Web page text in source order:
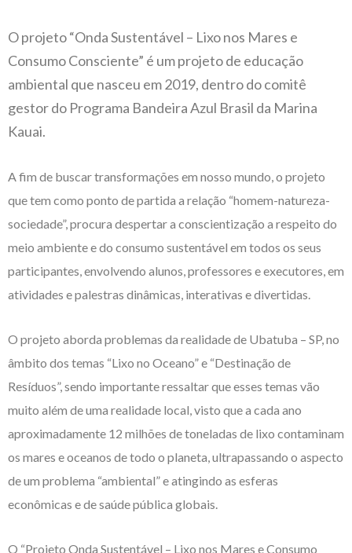
O projeto “Onda Sustentável – Lixo nos Mares e
Consumo Consciente” é um projeto de educação
ambiental que nasceu em 2019, dentro do comitê
gestor do Programa Bandeira Azul Brasil da Marina
Kauai.
A fim de buscar transformações em nosso mundo, o projeto
que tem como ponto de partida a relação “homem-natureza-
sociedade”, procura despertar a conscientização a respeito do
meio ambiente e do consumo sustentável em todos os seus
participantes, envolvendo alunos, professores e executores, em
atividades e palestras dinâmicas, interativas e divertidas.
O projeto aborda problemas da realidade de Ubatuba – SP, no
âmbito dos temas “Lixo no Oceano” e “Destinação de
Resíduos”, sendo importante ressaltar que esses temas vão
muito além de uma realidade local, visto que a cada ano
aproximadamente 12 milhões de toneladas de lixo contaminam
os mares e oceanos de todo o planeta, ultrapassando o aspecto
de um problema “ambiental” e atingindo as esferas
econômicas e de saúde pública globais.
O “Projeto Onda Sustentável – Lixo nos Mares e Consumo